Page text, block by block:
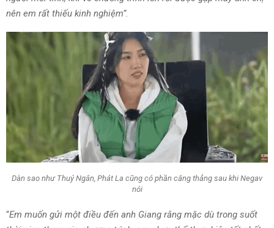
nên em rất thiếu kinh nghiệm”.
Dàn sao như Thuý Ngân, Phát La cũng có phần căng thẳng sau khi Negav
nói
“Em muốn gửi một điều đến anh Giang rằng mặc dù trong suốt